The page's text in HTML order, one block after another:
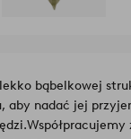
bąbelkowej
aby nadać jej